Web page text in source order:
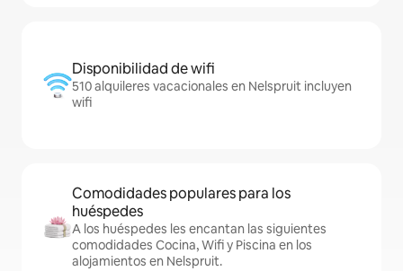
Disponibilidad de wifi
510 alquileres vacacionales en Nelspruit incluyen
wifi
Comodidades populares para los
huéspedes
A los huéspedes les encantan las siguientes
comodidades Cocina, Wifi y Piscina en los
alojamientos en Nelspruit.